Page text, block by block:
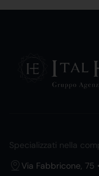
Specializzati nella
Via Fabbricone, 75